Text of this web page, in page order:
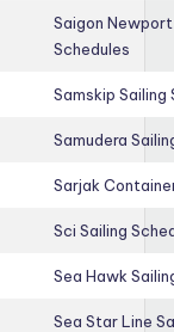
Saigon
Schedules
Samskip Sailing
Samudera
Sarjak
Sci Sailing
Sea Hawk
Sea Star Line